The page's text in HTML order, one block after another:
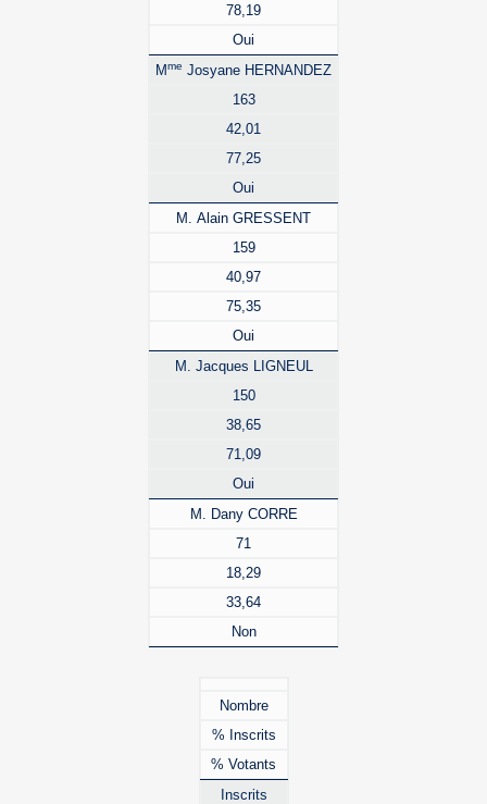
78,19
Oui
Mme Josyane HERNANDEZ
163
42,01
77,25
Oui
M. Alain GRESSENT
159
40,97
75,35
Oui
M. Jacques LIGNEUL
150
38,65
71,09
Oui
M. Dany CORRE
71
18,29
33,64
Non
Nombre
% Inscrits
% Votants
Inscrits